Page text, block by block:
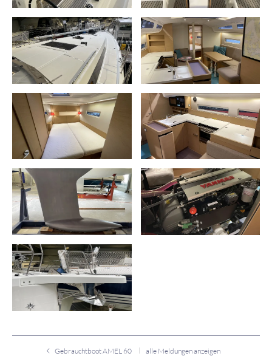
Gebrauchtboot AMEL 60
alle Meldungen anzeigen